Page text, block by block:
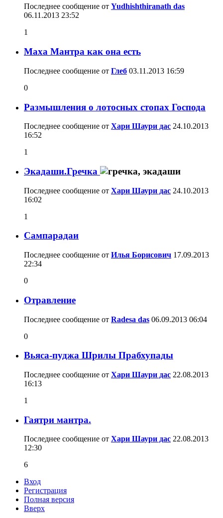
Последнее сообщение от Yudhishthiranath das
06.11.2013 23:52
1
Маха Мантра как она есть
Последнее сообщение от Глеб 03.11.2013 16:59
0
Размышления о лотосных стопах Господа
Последнее сообщение от Хари Шаури дас 24.10.2013
16:52
1
Экадаши.Гречка
Последнее сообщение от Хари Шаури дас 24.10.2013
16:02
1
Сампарадаи
Последнее сообщение от Илья Борисович 17.09.2013
22:34
0
Отравление
Последнее сообщение от Radesa das 06.09.2013 06:04
0
Вьяса-пуджа Шрилы Прабхупады
Последнее сообщение от Хари Шаури дас 22.08.2013
16:13
1
Гаятри мантра.
Последнее сообщение от Хари Шаури дас 22.08.2013
12:30
6
Вход
Регистрация
Полная версия
Вверх